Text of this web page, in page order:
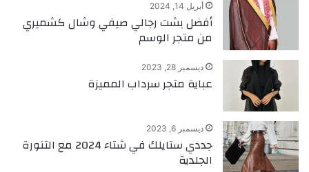
أبريل 14, 2024
أفضل بشت رجالي صيفي وشال كشميري
من متجر الوسم
ديسمبر 28, 2023
عباية متجر سرداب المميزة
ديسمبر 6, 2023
جددي ستايلك في شتاء 2024 مع التنورة
الجلدية